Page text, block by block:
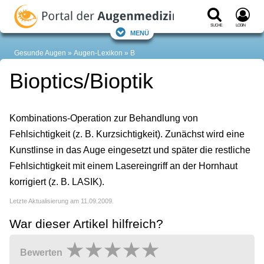
Suche Login
Menü
Gesunde Augen Augen-Lexikon B
Bioptics/Bioptik
Kombinations-Operation zur Behandlung von
Fehlsichtigkeit (z. B. Kurzsichtigkeit). Zunächst wird eine
Kunstlinse in das Auge eingesetzt und später die restliche
Fehlsichtigkeit mit einem Lasereingriff an der Hornhaut
korrigiert (z. B. LASIK).
Letzte Aktualisierung am 11.09.2009.
War dieser Artikel hilfreich?
Bewerten